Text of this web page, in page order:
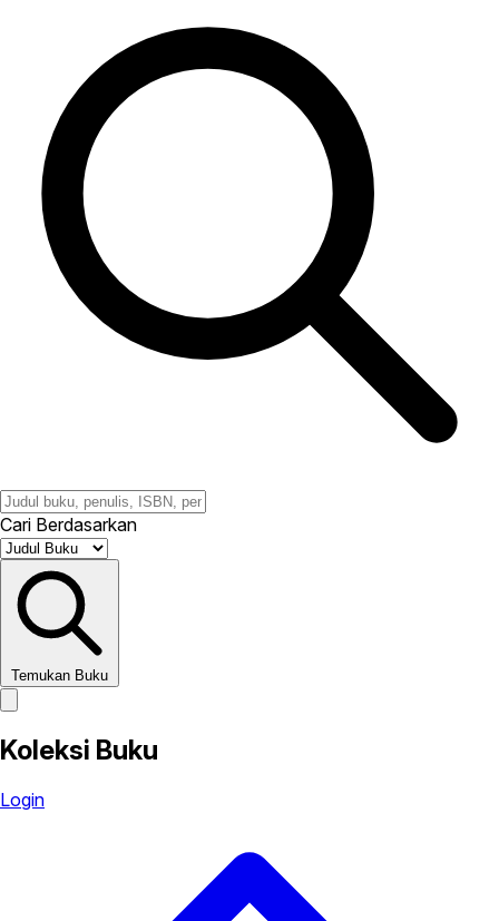
Cari Berdasarkan
Temukan Buku
Koleksi Buku
Login